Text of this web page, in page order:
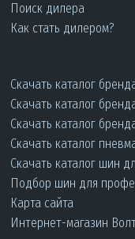
Поиск дилера
Как стать дилером?
Скачать каталог
Скачать каталог
Скачать каталог
Скачать каталог
Скачать каталог шин
Подбор шин для
Карта сайта
Интернет-магазин